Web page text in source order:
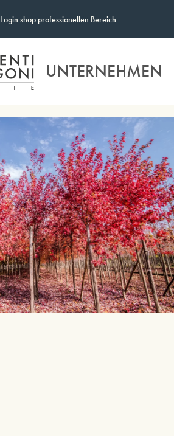
Login shop professionellen Bereich
UNTERNEHMEN